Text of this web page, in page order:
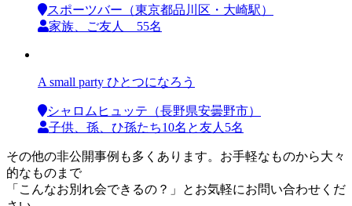
スポーツバー（東京都品川区・大崎駅）
家族、ご友人 55名
A small party ひとつになろう
シャロムヒュッテ（長野県安曇野市）
子供、孫、ひ孫たち10名と友人5名
その他の非公開事例も多くあります。お手軽なものから大々
的なものまで
「こんなお別れ会できるの？」とお気軽にお問い合わせくだ